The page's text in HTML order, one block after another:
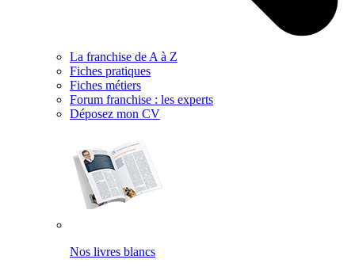
La franchise de A à Z
Fiches pratiques
Fiches métiers
Forum franchise : les experts
Déposez mon CV
Nos livres blancs